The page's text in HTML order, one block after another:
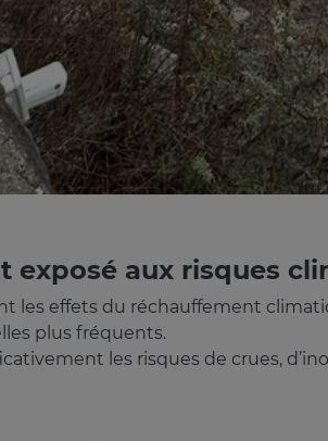
exposé aux risques
les effets du réchauffement
plus fréquents.
les risques de crues,